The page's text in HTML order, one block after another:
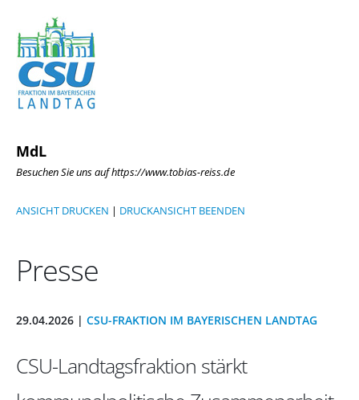
MdL
Besuchen Sie uns auf https://www.tobias-reiss.de
ANSICHT DRUCKEN | DRUCKANSICHT BEENDEN
Presse
29.04.2026 | CSU-FRAKTION IM BAYERISCHEN LANDTAG
CSU-Landtagsfraktion stärkt